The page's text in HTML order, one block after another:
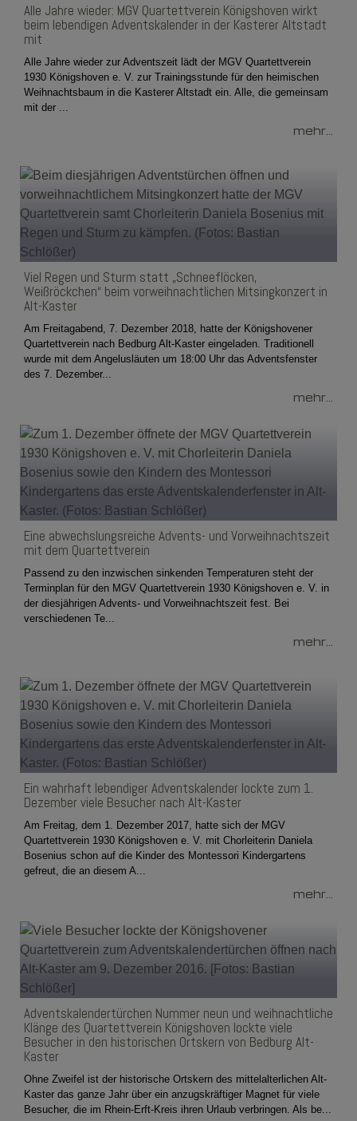
Alle Jahre wieder: MGV Quartettverein Königshoven wirkt
beim lebendigen Adventskalender in der Kasterer Altstadt
mit
Alle Jahre wieder zur Adventszeit lädt der MGV Quartettverein
1930 Königshoven e. V. zur Trainingsstunde für den heimischen
Weihnachtsbaum in die Kasterer Altstadt ein. Alle, die gemeinsam
mit der ...
mehr...
Viel Regen und Sturm statt „Schneeflöcken,
Weißröckchen“ beim vorweihnachtlichen Mitsingkonzert in
Alt-Kaster
Am Freitagabend, 7. Dezember 2018, hatte der Königshovener
Quartettverein nach Bedburg Alt-Kaster eingeladen. Traditionell
wurde mit dem Angelusläuten um 18:00 Uhr das Adventsfenster
des 7. Dezember...
mehr...
Eine abwechslungsreiche Advents- und Vorweihnachtszeit
mit dem Quartettverein
Passend zu den inzwischen sinkenden Temperaturen steht der
Terminplan für den MGV Quartettverein 1930 Königshoven e. V. in
der diesjährigen Advents- und Vorweihnachtszeit fest. Bei
verschiedenen Te...
mehr...
Ein wahrhaft lebendiger Adventskalender lockte zum 1.
Dezember viele Besucher nach Alt-Kaster
Am Freitag, dem 1. Dezember 2017, hatte sich der MGV
Quartettverein 1930 Königshoven e. V. mit Chorleiterin Daniela
Bosenius schon auf die Kinder des Montessori Kindergartens
gefreut, die an diesem A...
mehr...
Adventskalendertürchen Nummer neun und weihnachtliche
Klänge des Quartettverein Königshoven lockte viele
Besucher in den historischen Ortskern von Bedburg Alt-
Kaster
Ohne Zweifel ist der historische Ortskern des mittelalterlichen Alt-
Kaster das ganze Jahr über ein anzugskräftiger Magnet für viele
Besucher, die im Rhein-Erft-Kreis ihren Urlaub verbringen. Als be...